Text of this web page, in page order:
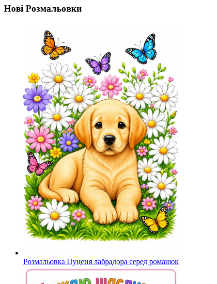
Нові Розмальовки
Розмальовка Цуценя лабрадора серед ромашок